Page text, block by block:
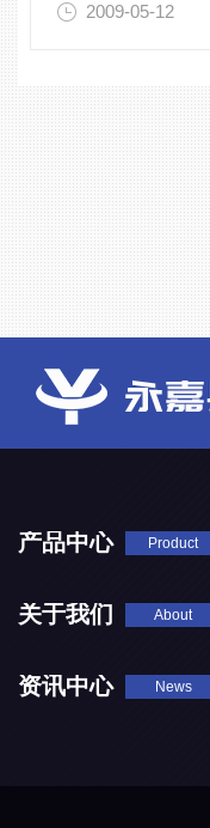
2009-05-12
产品中心 Product
关于我们 About
资讯中心 News